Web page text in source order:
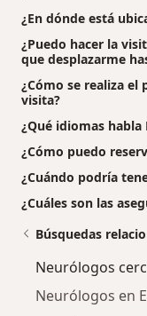
¿En dónde está
¿Puedo hacer la
que desplazarme
¿Cómo se realiza el
visita?
¿Qué idiomas habla
¿Cómo puedo
¿Cuándo podría
¿Cuáles son las
Búsquedas
Neurólogos
Neurólogos en